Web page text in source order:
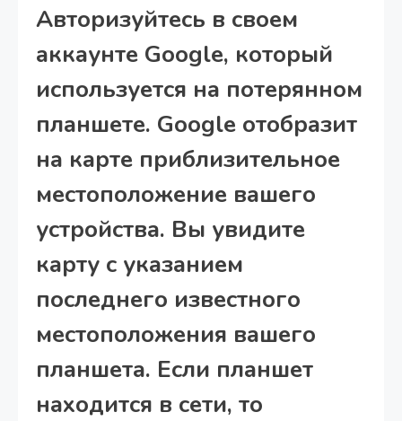
Авторизуйтесь в своем
аккаунте Google, который
используется на потерянном
планшете. Google отобразит
на карте приблизительное
местоположение вашего
устройства. Вы увидите
карту с указанием
последнего известного
местоположения вашего
планшета. Если планшет
находится в сети, то